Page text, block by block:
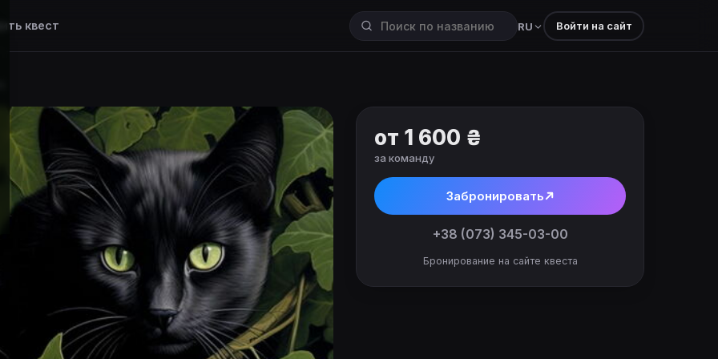
квест RU Войти на сайт
от 1 600 ₴
за команду
Забронировать
+38 (073) 345-03-00
Бронирование на сайте квеста